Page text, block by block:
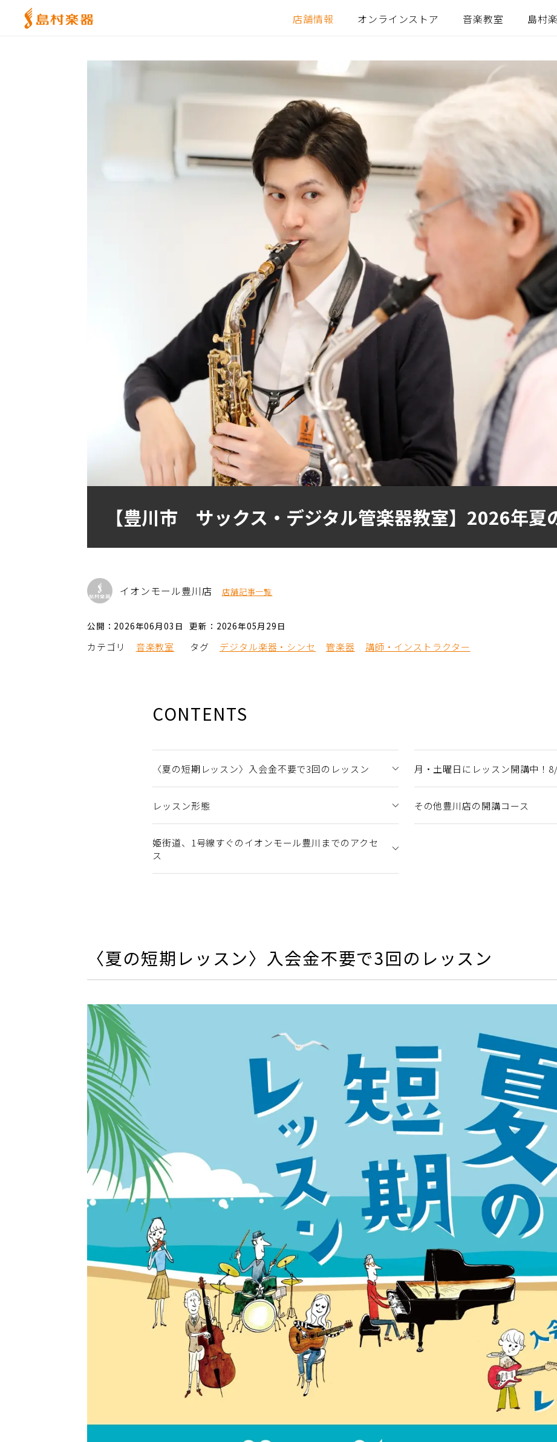
店舗情報 オンラインストア 音楽教室 島村
【豊川市 サックス・デジタル管楽器教室】2026年夏
イオンモール豊川店 店舗記事一覧
公開：2026年06月03日 更新：2026年05月29日
カテゴリ 音楽教室 タグ デジタル楽器・シンセ 管楽器 講師・インストラクター
CONTENTS
〈夏の短期レッスン〉入会金不要で3回のレッスン 月・土曜日にレッスン開講中！
レッスン形態 その他豊川店の開講コース
姫街道、1号線すぐのイオンモール豊川までのアクセ
ス
〈夏の短期レッスン〉入会金不要で3回のレッスン